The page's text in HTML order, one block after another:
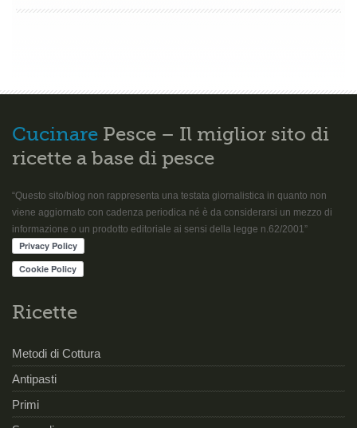
Cucinare Pesce – Il miglior sito di
ricette a base di pesce
“Questo sito/blog non rappresenta una testata giornalistica in quanto non
viene aggiornato con cadenza periodica né è da considerarsi un mezzo di
informazione o un prodotto editoriale ai sensi della legge n.62/2001”
Ricette
Metodi di Cottura
Antipasti
Primi